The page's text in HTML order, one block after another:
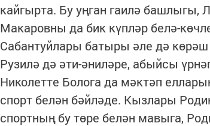
кайгырта. Бу уңган гаилә
Макаровны да бик күпләр белә-
Сабантуйлары батыры әле дә
Рузилә дә әти-әниләре, абыйсы
Николетте Болога да мәктәп
спорт белән бәйләде. Кызлары
спортның бу төре белән мавыга,